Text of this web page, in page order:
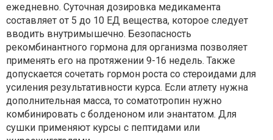
ежедневно. Суточная дозировка медикамента
составляет от 5 до 10 ЕД вещества, которое следует
вводить внутримышечно. Безопасность
рекомбинантного гормона для организма позволяет
применять его на протяжении 9-16 недель. Также
допускается сочетать гормон роста со стероидами для
усиления результативности курса. Если атлету нужна
дополнительная масса, то соматотропин нужно
комбинировать с болденоном или энантатом. Для
сушки применяют курсы с пептидами или